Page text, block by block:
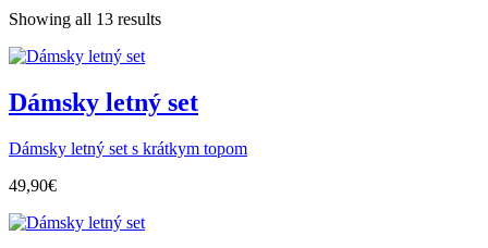
Showing all 13 results
Dámsky letný set
Dámsky letný set s krátkym topom
49,90€